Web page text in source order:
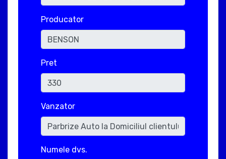
Producator
Pret
Vanzator
Numele dvs.